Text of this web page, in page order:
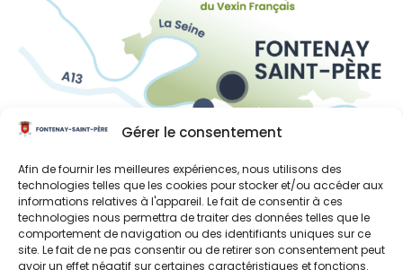
Gérer le consentement
Afin de fournir les meilleures expériences, nous utilisons des
technologies telles que les cookies pour stocker et/ou accéder aux
informations relatives à l'appareil. Le fait de consentir à ces
technologies nous permettra de traiter des données telles que le
comportement de navigation ou des identifiants uniques sur ce
site. Le fait de ne pas consentir ou de retirer son consentement peut
avoir un effet négatif sur certaines caractéristiques et fonctions.
Liens utiles
Région Île-de-France
Département des Yvelines
Grand Paris Seine et Oise